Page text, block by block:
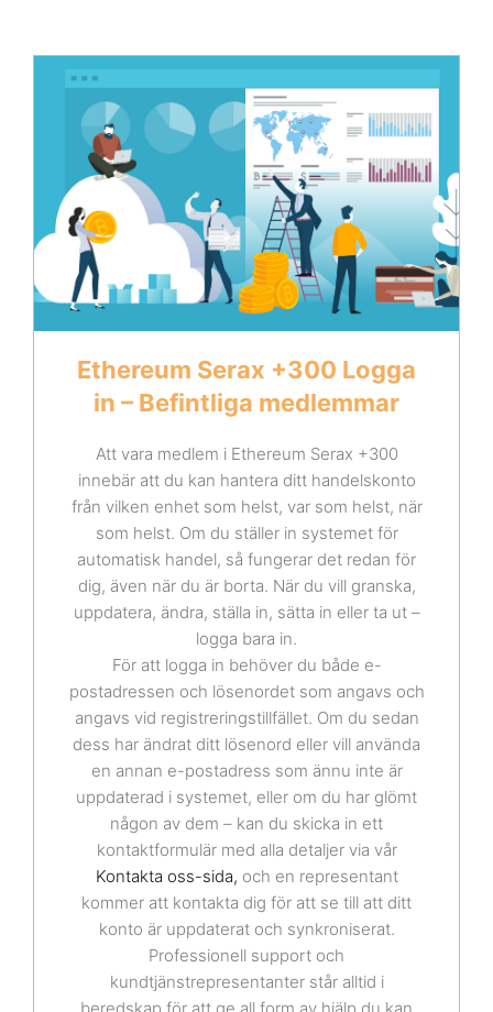
Ethereum Serax +300 Logga
in – Befintliga medlemmar
Att vara medlem i Ethereum Serax +300
innebär att du kan hantera ditt handelskonto
från vilken enhet som helst, var som helst, när
som helst. Om du ställer in systemet för
automatisk handel, så fungerar det redan för
dig, även när du är borta. När du vill granska,
uppdatera, ändra, ställa in, sätta in eller ta ut –
logga bara in.
För att logga in behöver du både e-
postadressen och lösenordet som angavs och
angavs vid registreringstillfället. Om du sedan
dess har ändrat ditt lösenord eller vill använda
en annan e-postadress som ännu inte är
uppdaterad i systemet, eller om du har glömt
någon av dem – kan du skicka in ett
kontaktformulär med alla detaljer via vår
Kontakta oss-sida, och en representant
kommer att kontakta dig för att se till att ditt
konto är uppdaterat och synkroniserat.
Professionell support och
kundtjänstrepresentanter står alltid i
beredskap för att ge all form av hjälp du kan